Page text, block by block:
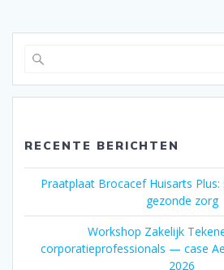
RECENTE BERICHTEN
Praatplaat Brocacef Huisarts
gezonde zorg
Workshop Zakelijk
corporatieprofessionals — case
2026